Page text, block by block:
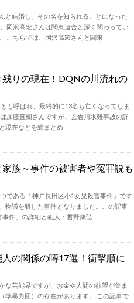
と結婚し、その名を知られることになった
岡沢高宏さんは関東連合と深く関わってい
こちらでは、岡沢高宏さんと関東
りの現在！DQNの川流れの
も呼ばれ、最終的に13名も亡くなってしま
加藤直樹さんですが、玄倉川水難事故の詳
現在などを総まとめ
族～事件の被害者や冤罪説も
である「神戸長田区小1女児殺害事件」です
物議を醸した事件となりました。この記事
件」の詳細と犯人・君野康弘
の関係の噂17選！衝撃順に
な芸能界ですが、お金や人間の欲望が集ま
準暴力団）の存在があります。 この記事で